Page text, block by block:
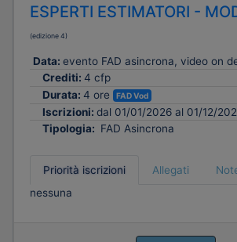
ESPERTI ESTIMATORI -
(edizione 4)
Data: evento FAD asincrona, video on
Crediti: 4 cfp
Durata: 4 ore FAD Vod
Iscrizioni: dal 01/01/2026 al 01/12/
Tipologia: FAD Asincrona
Priorità iscrizioni Allegati
nessuna